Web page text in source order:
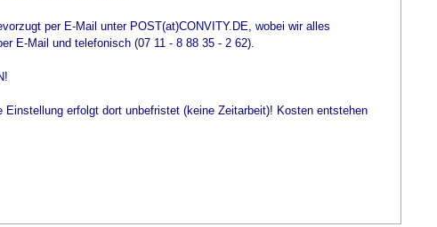
per E-Mail unter POST(at)CONVITY.DE, wobei wir alles
E-Mail und telefonisch (07 11 - 8 88 35 - 2 62).
erfolgt dort unbefristet (keine Zeitarbeit)! Kosten entstehen